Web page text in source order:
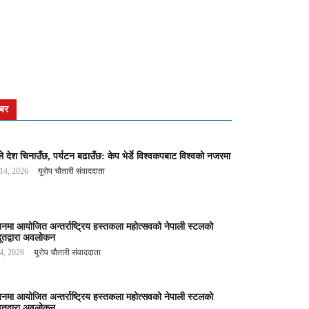
चिनाउँछ, पर्यटन बढाउँछ: केप भेर्डे विश्वकपबाट विश्वको नजरमा
2026 युरोप चौतारी संवाददाता
आयोजित अन्तर्राष्ट्रिय हस्तकला महोत्सवको नेपाली स्टलको
अवलोकन
2026 युरोप चौतारी संवाददाता
आयोजित अन्तर्राष्ट्रिय हस्तकला महोत्सवको नेपाली स्टलको